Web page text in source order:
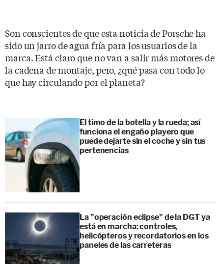
Son conscientes de que esta noticia de Porsche ha
sido un jarro de agua fría para los usuarios de la
marca. Está claro que no van a salir más motores de
la cadena de montaje, pero, ¿qué pasa con todo lo
que hay circulando por el planeta?
El timo de la botella y la rueda; así
funciona el engaño playero que
puede dejarte sin el coche y sin tus
pertenencias
La "operación eclipse" de la DGT ya
está en marcha: controles,
helicópteros y recordatorios en los
paneles de las carreteras